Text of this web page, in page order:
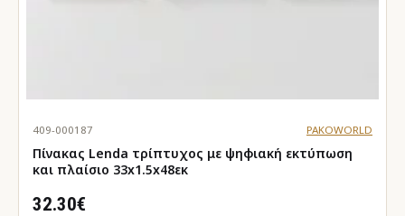
409-000187 PAKOWORLD
Πίνακας Lenda τρίπτυχος με ψηφιακή εκτύπωση
και πλαίσιο 33x1.5x48εκ
32.30€